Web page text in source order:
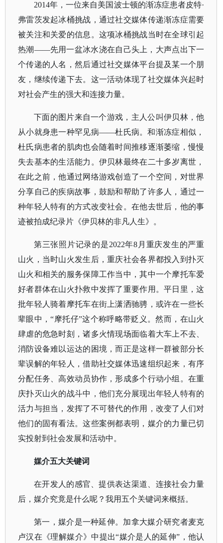
2014年，一位来自美国波士顿的渐冻症患者皮特·
弗雷茨发起冰桶挑战，通过社交媒体传递渐冻症需要
被关注和关爱的信息。这项冰桶挑战当时在全球引起
热潮——先用一盆冰水浇在自己头上，大声点出下一
个传递的人名，然后通过社交媒体平台提及某一个朋
友，继续传递下去。这一活动体现了社交媒体兴起时
对社会产生的强大和连接力量。
下面的图片来自一个游戏，主人公叫伊贝林，他
从小就身患一种罕见病——杜氏病。和渐冻症相似，
杜氏病患者的肌肉也会随着时间推移逐渐萎缩，慢慢
失去基本的生活能力。伊贝林最终在二十多岁离世，
在此之前，他通过网络游戏创造了一个空间，对世界
分享自己的疾病故事，鼓励和帮助了许多人，通过一
种年轻人特有的方式改变社会。在他去世后，他的事
迹被拍成纪录片《伊贝林的非凡人生》。
第三张照片记录的是2022年8月重庆发生的严重
山火，当时山火发生后，重庆社会各界都投入到扑灭
山火和相关的服务保障工作当中，其中一个摩托车爱
好者群体在山火扑救中发挥了重要作用。平日里，这
批年轻人骑着摩托车在街上潇洒驰骋，或许在一些长
辈眼中，“摩托仔”这个称呼略带贬义。然而，在山火
肆虐的危急时刻，诸多火情现场面临着大车上不去、
消防设备难以运达的困境，而正是这样一群被部分长
辈误解的年轻人，借助社交媒体迅速组织起来，有序
分配任务、高效动员协作，形成多个行动小组。在重
庆扑灭山火的战斗中，他们充分展现出年轻人特有的
活力与担当，发挥了不可替代的作用，改变了人们对
他们的固有看法。这些案例都表明，媒介的力量已切
实投射到社会发展和活动中。
媒介五大关键词
在开发人的感官、提供表达渠道、连接社会力量
后，媒介究竟是什么呢？我用五个关键词来概括。
第一，媒介是一种延伸。加拿大媒介研究者麦克
卢汉在《理解媒介》中提出“媒介是人的延伸”，他认